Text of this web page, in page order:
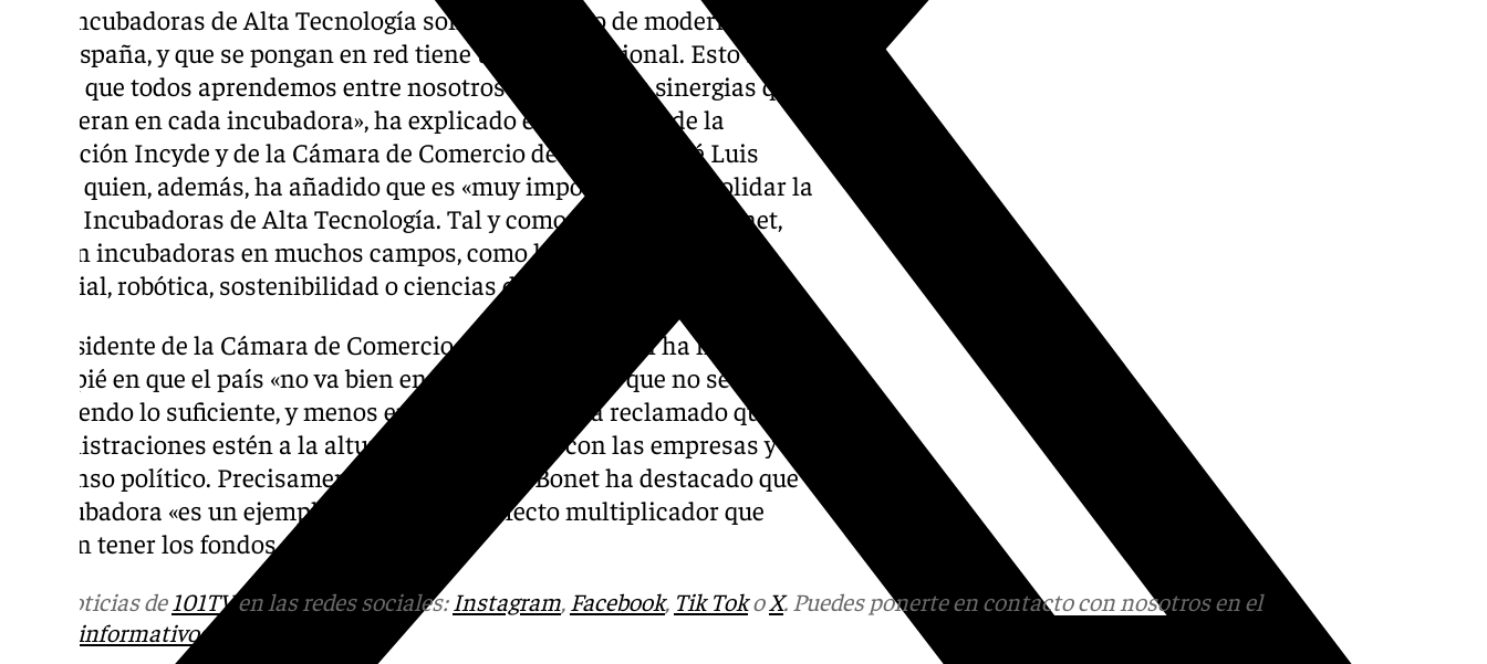
«Las Incubadoras de Alta Tecnología son un fermento de modernidad en
toda España, y que se pongan en red tiene un valor adicional. Esto se
debe a que todos aprendemos entre nosotros gracias a las sinergias que
se generan en cada incubadora», ha explicado el presidente de la
Fundación Incyde y de la Cámara de Comercio de España, José Luis
Bonet, quien, además, ha añadido que es «muy importante» consolidar la
red de Incubadoras de Alta Tecnología. Tal y como ha afirmado Bonet,
existen incubadoras en muchos campos, como la salud, Inteligencia
Artificial, robótica, sostenibilidad o ciencias de la vida, entre otros.
El presidente de la Cámara de Comercio nacional también ha hecho
hincapié en que el país «no va bien en productividad ya que no se está
invirtiendo lo suficiente, y menos en tecnología». Y ha reclamado que las
administraciones estén a la altura para colaborar con las empresas y
consenso político. Precisamente sobre Málaga, Bonet ha destacado que
la incubadora «es un ejemplo magnífico del efecto multiplicador que
pueden tener los fondos europeos».
Más noticias de 101TVen las redes sociales: Instagram, Facebook, Tik TokoX. Puedes ponerte en contacto con nosotros en el
informativos@101tv.es